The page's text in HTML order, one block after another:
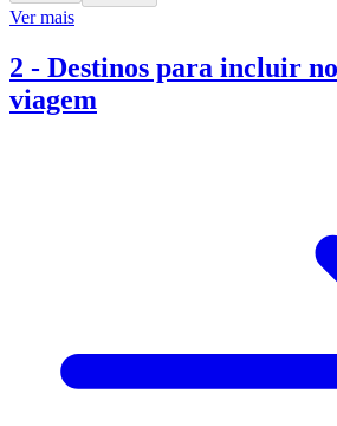
Ver mais
2 - Destinos para incluir
viagem